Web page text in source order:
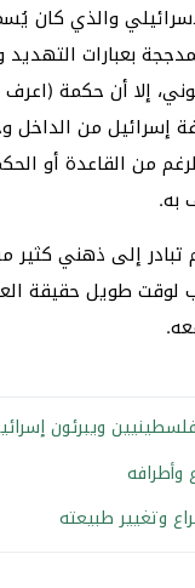
والذي كان
بعبارات
إلا أن حكمة
إسرائيل من
من القاعدة
به.
إلى ذهني كثير
لوقت طويل حقيقة
ويبرئون
وأطرافه
وتغيير طبيعته